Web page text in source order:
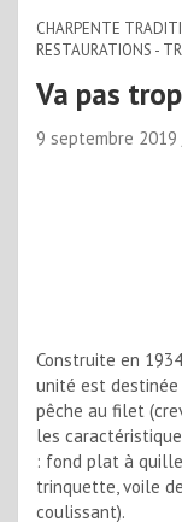
CHARPENTE
RESTAURATIONS -
Va pas
9 septembre 2019
Construite en
unité est
pêche au filet
les
: fond plat à
trinquette, voile
coulissant).